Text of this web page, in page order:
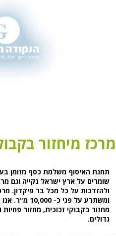
מרכז מיחזור
תחנת האיסוף משלמת כסף מזומן
שומרים על ארץ ישראל נקייה וגם
ולהזדכות על כל מכל בר פיקדון.
ומשתרע על
מחזור בקבוקי זכוכית, מחזור פחיות
גדולים.